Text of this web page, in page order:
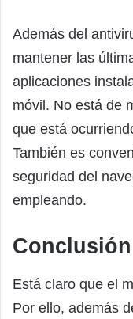
Además del
mantener las
aplicaciones
móvil. No está de
que está
También es
seguridad del
empleando.
Conclusión
Está claro que el
Por ello, además